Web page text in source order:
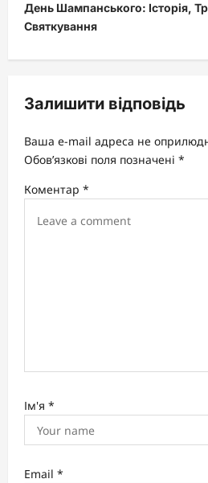
n
a
v
g
a
t
i
День Шампанського: Історія,
Святкування
Залишити відповідь
Ваша e-mail адреса не
Обов’язкові поля позначені *
Коментар *
Ім'я *
Email *